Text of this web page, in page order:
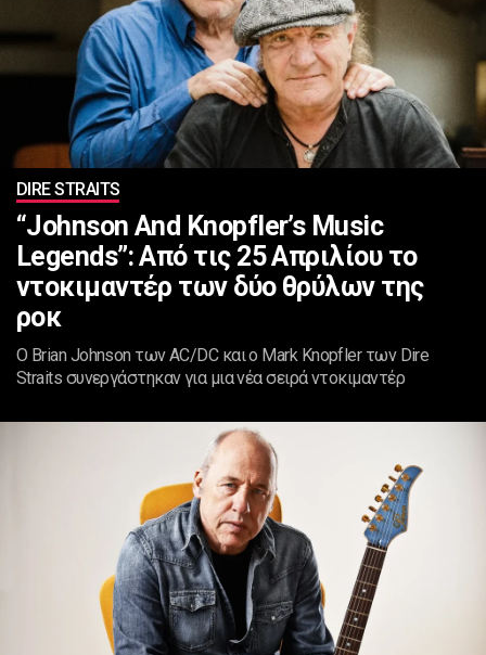
DIRE STRAITS
“Johnson And Knopfler’s Music
Legends”: Από τις 25 Απριλίου το
ντοκιμαντέρ των δύο θρύλων της
ροκ
Ο Brian Johnson των AC/DC και ο Mark Knopfler των Dire
Straits συνεργάστηκαν για μια νέα σειρά ντοκιμαντέρ